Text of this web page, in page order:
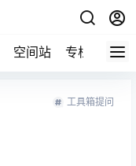
空间站 专栏
工具箱提问